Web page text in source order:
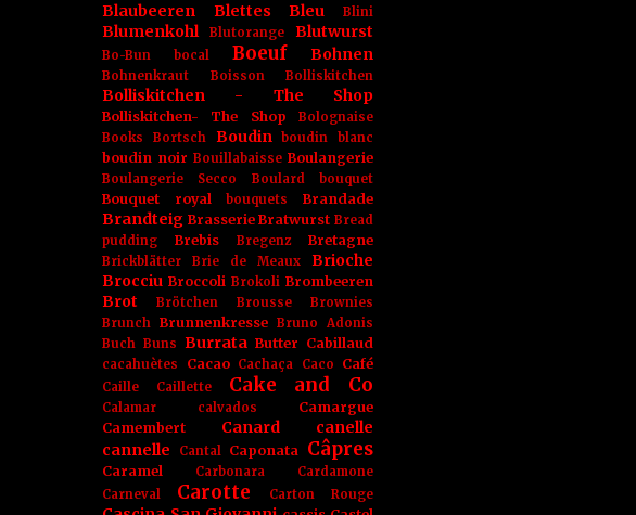
Blaubeeren Blettes Bleu Blini
Blumenkohl Blutorange Blutwurst
Bo-Bun bocal Boeuf Bohnen
Bohnenkraut Boisson Bolliskitchen
Bolliskitchen - The Shop
Bolliskitchen- The Shop
Bolognaise
Books
Bortsch Boudin boudin blanc
boudin noir Bouillabaisse Boulangerie
Boulangerie Secco Boulard bouquet
Bouquet royal bouquets Brandade
Brandteig Brasserie Bratwurst Bread
pudding
Brebis Bregenz Bretagne
Brickblätter Brie de Meaux
Brioche
Brocciu Broccoli Brokoli Brombeeren
Brot Brötchen Brousse
Brownies
Brunch Brunnenkresse Bruno Adonis
Buch Buns Burrata Butter Cabillaud
cacahuètes Cacao Cachaça Caco Café
Caille Caillette Cake and Co
Calamar calvados
Camargue
Camembert
Canard
canelle
cannelle
Cantal Caponata Câpres
Caramel Carbonara
Cardamone
Carneval
Carotte Carton Rouge